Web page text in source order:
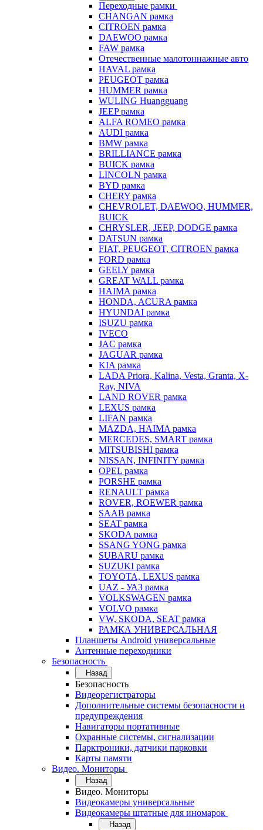
Переходные рамки
CHANGAN рамка
CITROEN рамка
DAEWOO рамка
FAW рамка
Отечественные малотоннажные авто
HAVAL рамка
PEUGEOT рамка
HUMMER рамка
WULING Huangguang
JEEP рамка
ALFA ROMEO рамка
AUDI рамка
BMW рамка
BRILLIANCE рамка
BUICK рамка
LINCOLN рамка
BYD рамка
CHERY рамка
CHEVROLET, DAEWOO, HUMMER,
BUICK
CHRYSLER, JEEP, DODGE рамка
DATSUN рамка
FIAT, PEUGEOT, CITROEN рамка
FORD рамка
GEELY рамка
GREAT WALL рамка
HAIMA рамка
HONDA, ACURA рамка
HYUNDAI рамка
ISUZU рамка
IVECO
JAC рамка
JAGUAR рамка
KIA рамка
LADA Priora, Kalina, Vesta, Granta, X-
Ray, NIVA
LAND ROVER рамка
LEXUS рамка
LIFAN рамка
MAZDA, HAIMA рамка
MERCEDES, SMART рамка
MITSUBISHI рамка
NISSAN, INFINITY рамка
OPEL рамка
PORSHE рамка
RENAULT рамка
ROVER, ROEWER рамка
SAAB рамка
SEAT рамка
SKODA рамка
SSANG YONG рамка
SUBARU рамка
SUZUKI рамка
TOYOTA, LEXUS рамка
UAZ - УАЗ рамка
VOLKSWAGEN рамка
VOLVO рамка
VW, SKODA, SEAT рамка
РАМКА УНИВЕРСАЛЬНАЯ
Планшеты Android универсальные
Антенные переходники
Безопасность
Назад
Безопасность
Видеорегистраторы
Дополнительные системы безопасности и
предупреждения
Навигаторы портативные
Охранные системы, сигнализации
Парктроники, датчики парковки
Карты памяти
Видео. Мониторы
Назад
Видео. Мониторы
Видеокамеры универсальные
Видеокамеры штатные для иномарок
Назад